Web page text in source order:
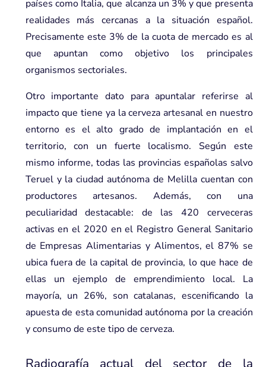
países como Italia, que alcanza un 3% y que presenta
realidades más cercanas a la situación español.
Precisamente este 3% de la cuota de mercado es al
que apuntan como objetivo los principales
organismos sectoriales.
Otro importante dato para apuntalar referirse al
impacto que tiene ya la cerveza artesanal en nuestro
entorno es el alto grado de implantación en el
territorio, con un fuerte localismo. Según este
mismo informe, todas las provincias españolas salvo
Teruel y la ciudad autónoma de Melilla cuentan con
productores artesanos. Además, con una
peculiaridad destacable: de las 420 cerveceras
activas en el 2020 en el Registro General Sanitario
de Empresas Alimentarias y Alimentos, el 87% se
ubica fuera de la capital de provincia, lo que hace de
ellas un ejemplo de emprendimiento local. La
mayoría, un 26%, son catalanas, escenificando la
apuesta de esta comunidad autónoma por la creación
y consumo de este tipo de cerveza.
Radiografía actual del sector de la